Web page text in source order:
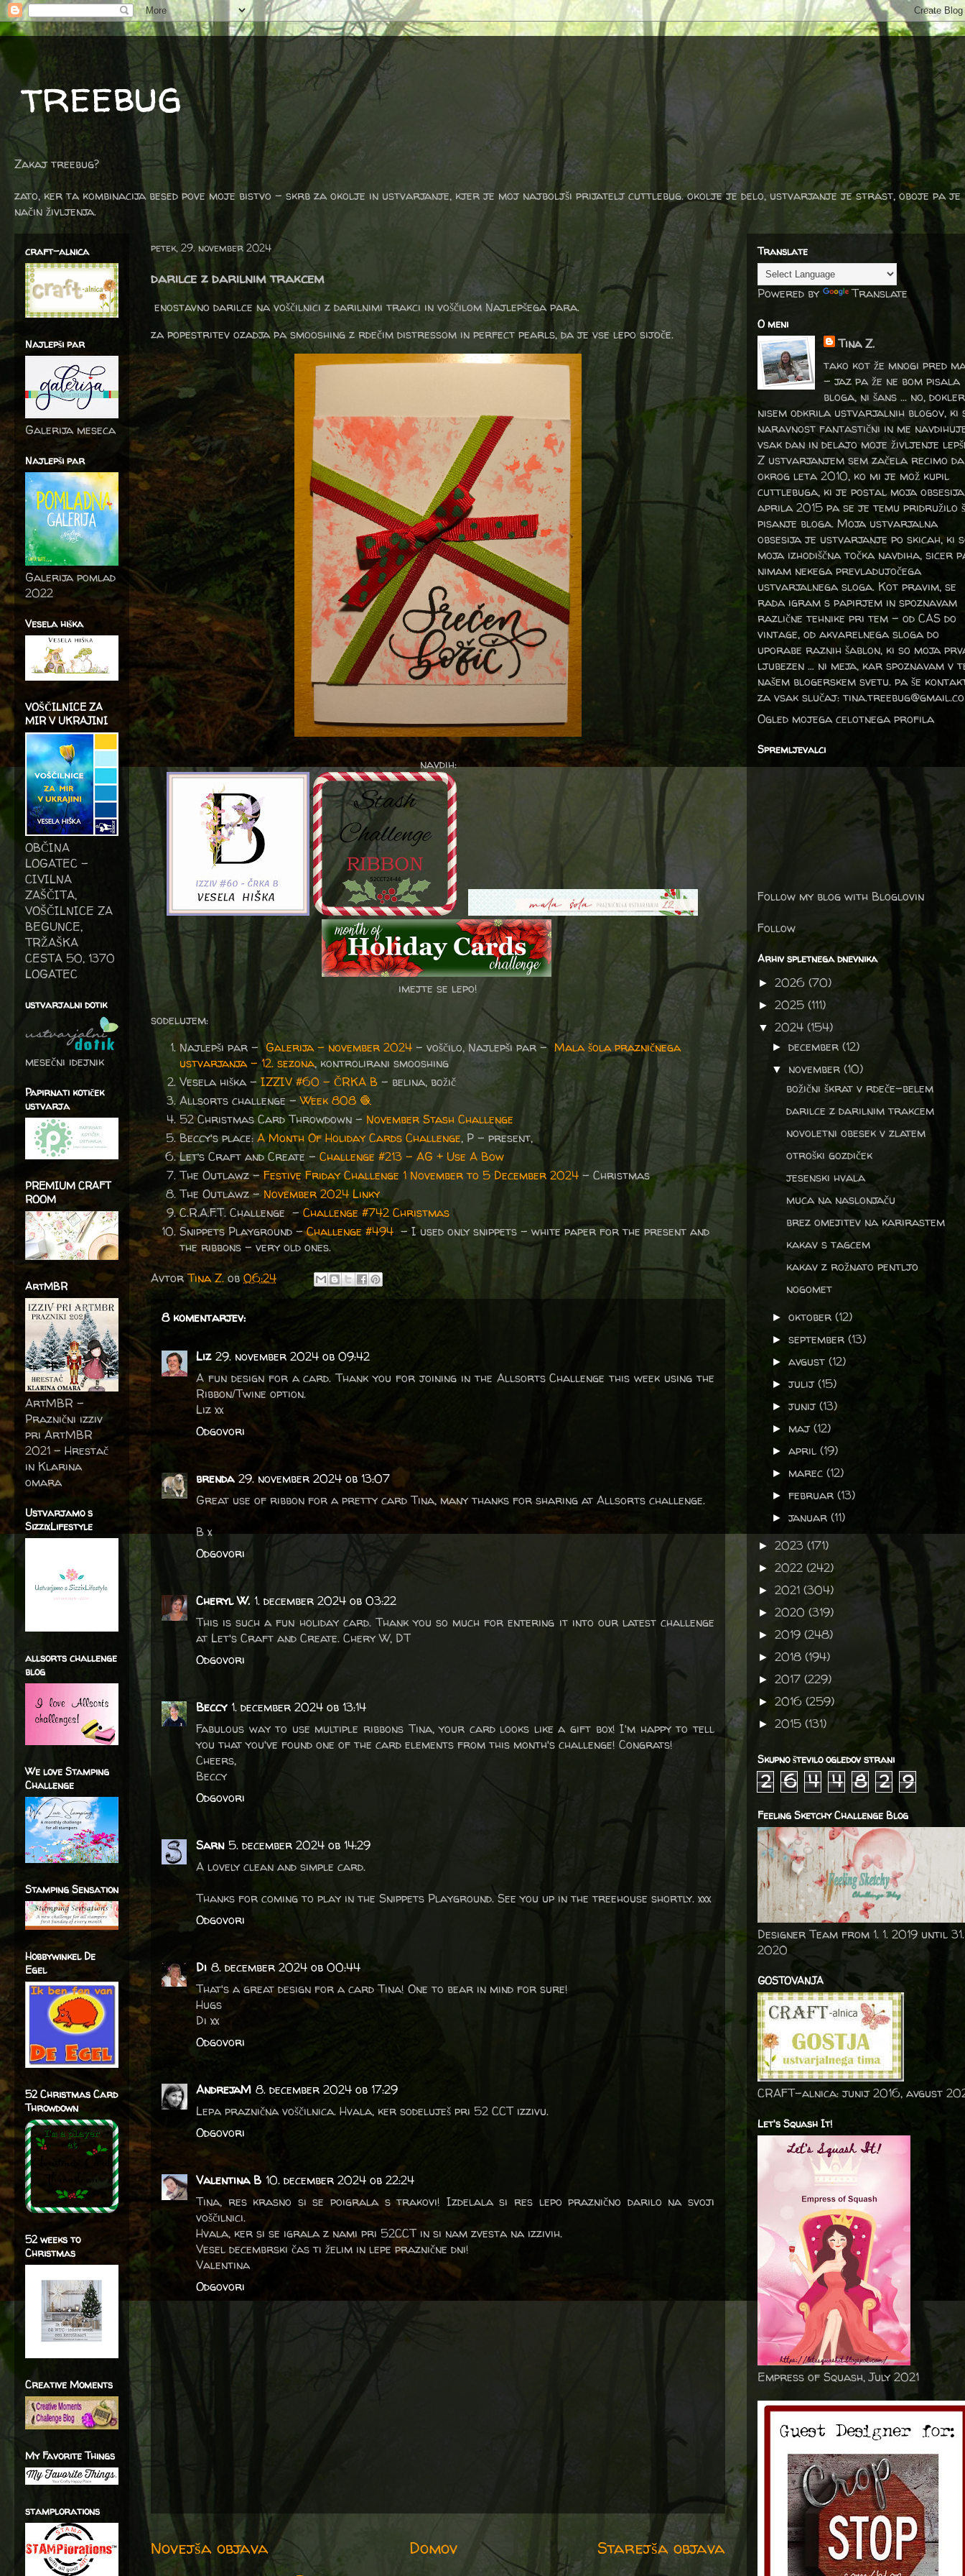
treebug
Zakaj treebug?
zato, ker ta kombinacija besed pove moje bistvo - skrb za okolje in ustvarjanje, kjer je moj najboljši prijatelj cuttlebug. okolje je delo, ustvarjanje je strast, oboje pa je
način življenja.
petek, 29. november 2024
darilce z darilnim trakcem
enostavno darilce na voščilnici z darilnimi trakci in voščilom Najlepšega para.
za popestritev ozadja pa smooshing z rdečim distressom in perfect pearls, da je vse lepo sijoče.
navdih:
imejte se lepo!
sodelujem:
Najlepši par -Galerija – november 2024 – voščilo, Najlepši par - Mala šola prazničnega
ustvarjanja – 12. sezona, kontrolirani smooshing
Vesela hiška –IZZIV #60 - ČRKA B - belina, božič
Allsorts challenge –Week 808 🧶
52 Christmas Card Throwdown – November Stash Challenge
Beccy's place:A Month Of Holiday Cards Challenge, P - present,
Let’s Craft and Create - Challenge #213 - AG + Use A Bow
The Outlawz - Festive Friday Challenge 1 November to 5 December 2024 - Christmas
The Outlawz -November 2024 Linky
C.R.A.F.T. Challenge - Challenge #742 Christmas
Snippets Playground -Challenge #494 - I used only snippets - white paper for the present and
the ribbons - very old ones.
AvtorTina Z. ob 06:24
8 komentarjev:
Liz 29. november 2024 ob 09:42
A fun design for a card. Thank you for joining in the Allsorts Challenge this week using the
Ribbon/Twine option.
Liz xx
Odgovori
brenda 29. november 2024 ob 13:07
Great use of ribbon for a pretty card Tina, many thanks for sharing at Allsorts challenge.
B x
Odgovori
Cheryl W. 1. december 2024 ob 03:22
This is such a fun holiday card. Thank you so much for entering it into our latest challenge
at Let's Craft and Create. Chery W, DT
Odgovori
Beccy 1. december 2024 ob 13:14
Fabulous way to use multiple ribbons Tina, your card looks like a gift box! I'm happy to tell
you that you've found one of the card elements from this month's challenge! Congrats!
Cheers,
Beccy
Odgovori
Sarn 5. december 2024 ob 14:29
A lovely clean and simple card.
Thanks for coming to play in the Snippets Playground. See you up in the treehouse shortly. xxx
Odgovori
Di 8. december 2024 ob 00:44
That's a great design for a card Tina! One to bear in mind for sure!
Hugs
Di xx
Odgovori
AndrejaM 8. december 2024 ob 17:29
Lepa praznična voščilnica. Hvala, ker sodeluješ pri 52 CCT izzivu.
Odgovori
Valentina B 10. december 2024 ob 22:24
Tina, res krasno si se poigrala s trakovi! Izdelala si res lepo praznično darilo na svoji
voščilnici.
Hvala, ker si se igrala z nami pri 52CCT in si nam zvesta na izzivih.
Vesel decembrski čas ti želim in lepe praznične dni!
Valentina
Odgovori
Novejša objava Starejša objava
Domov
craft-alnica
Najlepši par
Galerija meseca
Najlepši par
Galerija pomlad
2022
Vesela hiška
VOŠČILNICE ZA
MIR V UKRAJINI
OBČINA
LOGATEC -
CIVILNA
ZAŠČITA,
VOŠČILNICE ZA
BEGUNCE,
TRŽAŠKA
CESTA 50, 1370
LOGATEC
ustvarjalni dotik
mesečni idejnik
Papirnati kotiček
ustvarja
PREMIUM CRAFT
ROOM
ArtMBR
ArtMBR -
Praznični izziv
pri ArtMBR
2021 – Hrestač
in Klarina
omara
Ustvarjamo s
SizzixLifestyle
allsorts challenge
blog
We love Stamping
Challenge
Stamping Sensation
Hobbywinkel De
Egel
52 Christmas Card
Throwdown
52 weeks to
Christmas
Creative Moments
My Favorite Things
stamplorations
Translate
Powered by Translate
O meni
Tina Z.
tako kot že mnogi pred
- jaz pa že ne bom pisala
bloga, ni šans ... no, dokler
nisem odkrila ustvarjalnih blogov, ki
naravnost fantastični in me
vsak dan in delajo moje življenje
Z ustvarjanjem sem začela recimo da
okrog leta 2010, ko mi je mož kupil
cuttlebuga, ki je postal moja
aprila 2015 pa se je temu pridružilo
pisanje bloga. Moja ustvarjalna
obsesija je ustvarjanje po skicah, ki
moja izhodiščna točka navdiha, sicer
nimam nekega prevladujočega
ustvarjalnega sloga. Kot pravim, se
rada igram s papirjem in spoznavam
različne tehnike pri tem – od CAS do
vintage, od akvarelnega sloga do
uporabe raznih šablon, ki so moja
ljubezen … ni meja, kar spoznavam v
našem blogerskem svetu. pa še
za vsak slučaj:
Ogled mojega celotnega profila
Spremljevalci
Follow my blog with Bloglovin
Follow
Arhiv spletnega dnevnika
► 2026 (70)
► 2025 (111)
▼ 2024 (154)
►december(12)
▼ november(10)
božični škrat v rdeče-belem
darilce z darilnim trakcem
novoletni obesek v zlatem
otroški gozdiček
jesenski hvala
muca na naslonjaču
brez omejitev na karirastem
kakav s tagcem
kakav z rožnato pentljo
nogomet
►oktober(12)
►september(13)
►avgust(12)
►julij(15)
►junij(13)
► maj(12)
►april(19)
► marec(12)
►februar(13)
►januar(11)
► 2023 (171)
► 2022 (242)
► 2021 (304)
► 2020 (319)
► 2019 (248)
► 2018 (194)
► 2017 (229)
► 2016 (259)
► 2015 (131)
Skupno število ogledov strani
2 6 4 4 8 2 9
Feeling Sketchy Challenge Blog
Designer Team from 1. 1. 2019 until
2020
GOSTOVANJA
CRAFT-alnica: junij 2016, avgust
Let's Squash It!
Empress of Squash, July 2021